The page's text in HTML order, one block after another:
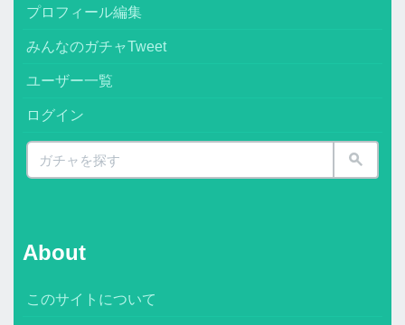
プロフィール編集
みんなのガチャTweet
ユーザー一覧
ログイン
About
このサイトについて